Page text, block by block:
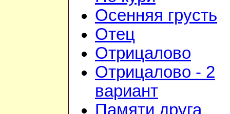
Осенняя грусть
Отец
Отрицалово
Отрицалово - 2
вариант
Памяти друга